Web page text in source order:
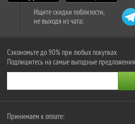
Ищите скидки поблизости,
не выходя из чата:
Сэкономьте до 90% при любых покупках
Подпишитесь на самые выгодные предложения
Принимаем к оплате: